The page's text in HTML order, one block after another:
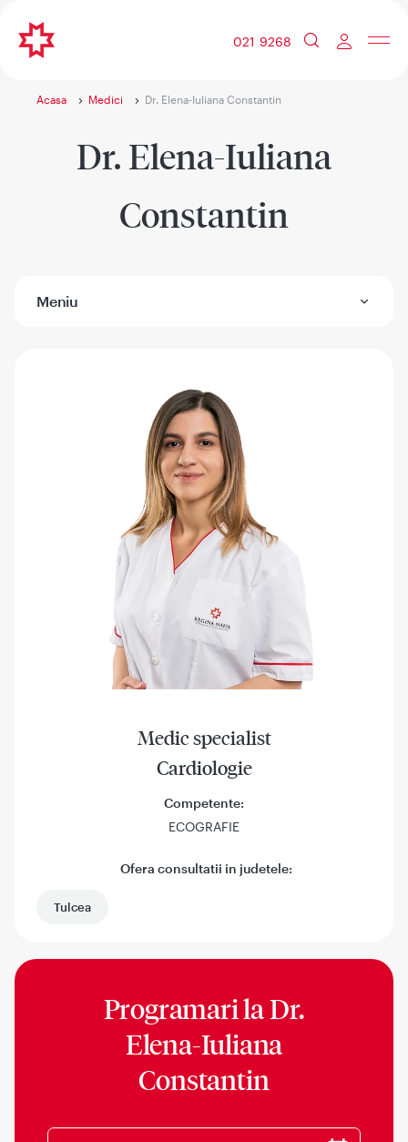
021 9268
Acasa Medici Dr. Elena-Iuliana Constantin
Dr. Elena-Iuliana
Constantin
Meniu
Medic specialist
Cardiologie
Competente:
ECOGRAFIE
Ofera consultatii in judetele:
Tulcea
Programari laDr.
Elena-Iuliana
Constantin